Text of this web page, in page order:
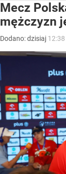
Mecz
mężczyzn
Dodano:dzisiaj 12:38